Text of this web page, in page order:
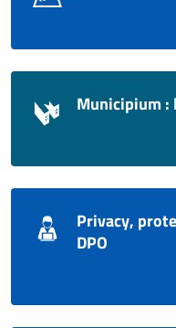
Municipium :
Privacy,
DPO